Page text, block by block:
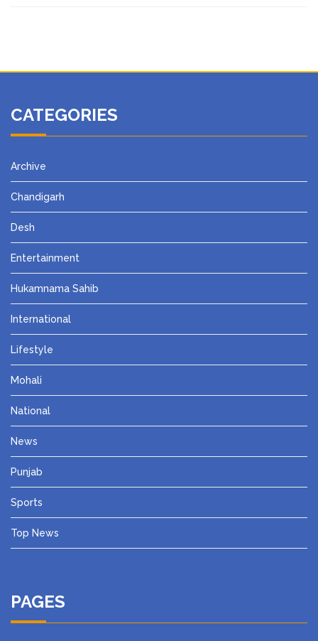
CATEGORIES
Archive
Chandigarh
Desh
Entertainment
Hukamnama Sahib
International
Lifestyle
Mohali
National
News
Punjab
Sports
Top News
PAGES